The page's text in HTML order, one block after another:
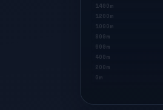
1400m
1200m
1000m
800m
600m
400m
200m
0m